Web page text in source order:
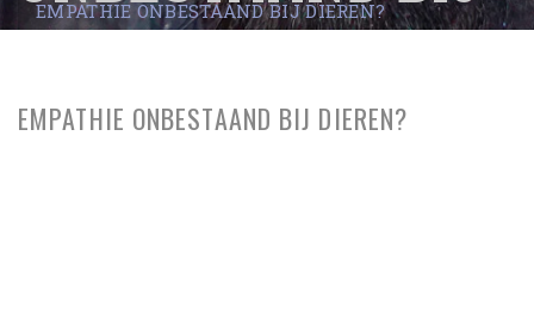
DIEREN?
EMPATHIE ONBESTAAND BIJ DIEREN?
EMPATHIE ONBESTAAND BIJ DIEREN?